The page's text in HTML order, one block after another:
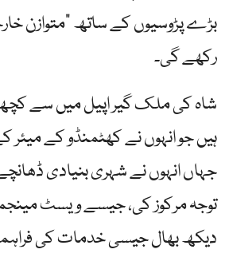
بڑے پڑوسیوں کے ساتھ "متوازن
رکھے گی۔
شاہ کی ملک گیر اپیل میں سے
ہیں جو انہوں نے کھٹمنڈو کے میئر
جہاں انہوں نے شہری بنیادی ڈھانچے
توجہ مرکوز کی، جیسے ویسٹ
دیکھ بھال جیسی خدمات کی فراہمی